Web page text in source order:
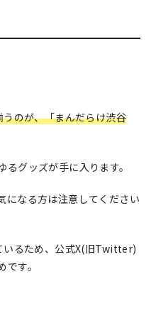
のが、「まんだらけ渋谷
グッズが手に入ります。
になる方は注意してください
いるため、公式X(旧Twitter)
す。